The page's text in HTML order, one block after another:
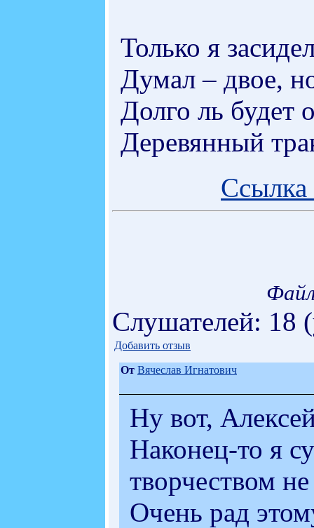
Только я
Думал – двое,
Долго ль будет
Деревянный
Ссылка
Слушателей: 18
Добавить отзыв
От Вячеслав Игнатович
Ну вот,
Наконец-то я
творчеством
Очень рад